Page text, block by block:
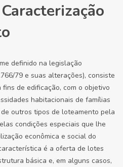
definido na legislação
79 e suas alterações), consiste
de edificação, com o objetivo
habitacionais de famílias
outros tipos de loteamento pela
condições especiais que lhe
econômica e social do
é a oferta de lotes
básica e, em alguns casos,